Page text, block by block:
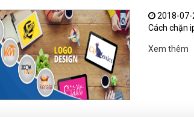
2018-07-
Cách chặn
Xem thêm